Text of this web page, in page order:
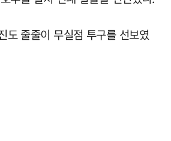
도 줄줄이 무실점 투구를 선보였